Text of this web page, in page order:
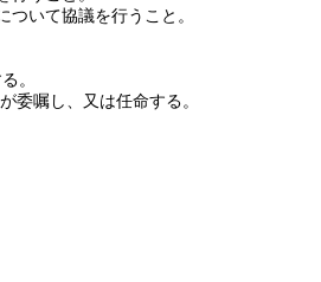
いて協議を行うこと。
。
委嘱し、又は任命する。